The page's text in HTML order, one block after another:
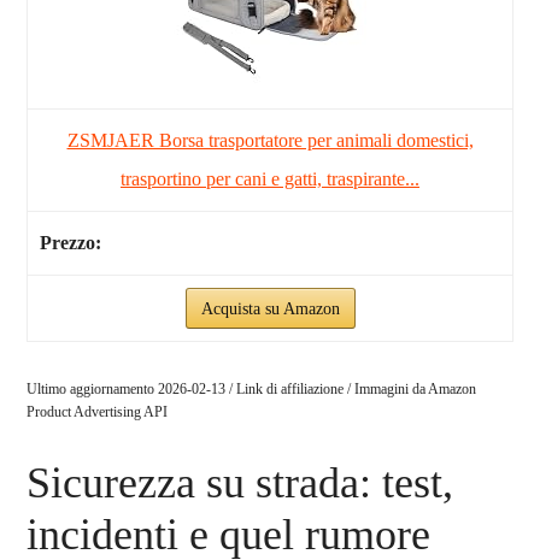
ZSMJAER Borsa trasportatore per animali domestici,
trasportino per cani e gatti, traspirante...
Acquista su Amazon
Ultimo aggiornamento 2026-02-13 / Link di affiliazione / Immagini da Amazon
Product Advertising API
Sicurezza su strada: test,
incidenti e quel rumore